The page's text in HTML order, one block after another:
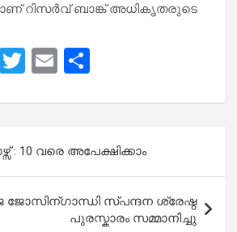
റി​സ​ർ​വ് ബാ​ങ്ക് അ​ധി​കൃ​ത​രു​ടെ
X
T
tt
er
E
ail ar
: 10 വരെ അപേക്ഷിക്കാം
ജോസിന്ഗാന്ധി സ്പന്ദന ശ്രേഷ്ഠ
പുരസ്കാരം സമ്മാനിച്ചു